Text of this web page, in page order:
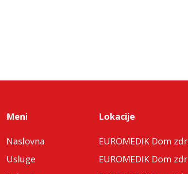
Meni
Naslovna
Usluge
Lokacije
EUROMEDIK Dom
EUROMEDIK Dom